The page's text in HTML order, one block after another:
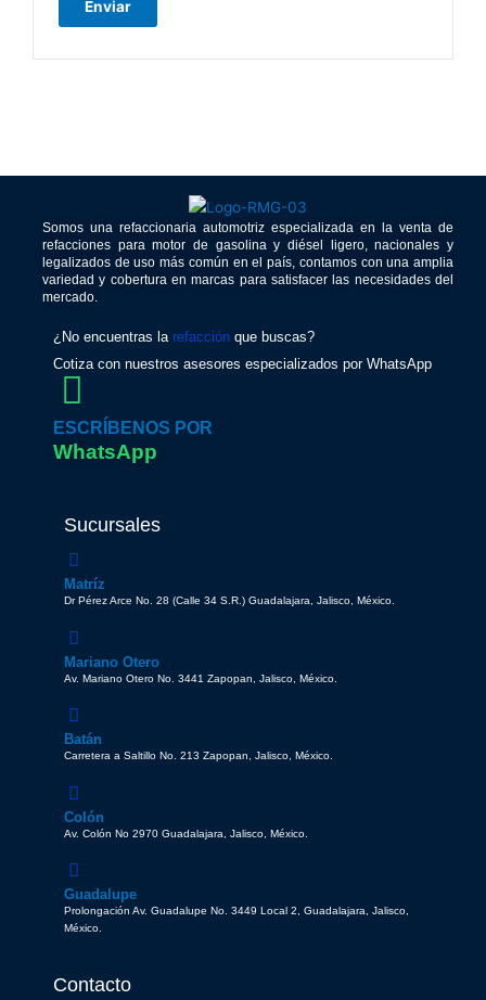
Somos una refaccionaria automotriz especializada en la venta de
refacciones para motor de gasolina y diésel ligero, nacionales y
legalizados de uso más común en el país, contamos con una amplia
variedad y cobertura en marcas para satisfacer las necesidades del
mercado.
¿No encuentras la refacción que buscas?
Cotiza con nuestros asesores especializados por WhatsApp
ESCRÍBENOS POR
WhatsApp
Sucursales
Matríz
Dr Pérez Arce No. 28 (Calle 34 S.R.) Guadalajara, Jalisco, México.
Mariano Otero
Av. Mariano Otero No. 3441 Zapopan, Jalisco, México.
Batán
Carretera a Saltillo No. 213 Zapopan, Jalisco, México.
Colón
Av. Colón No 2970 Guadalajara, Jalisco, México.
Guadalupe
Prolongación Av. Guadalupe No. 3449 Local 2, Guadalajara, Jalisco,
México.
Contacto